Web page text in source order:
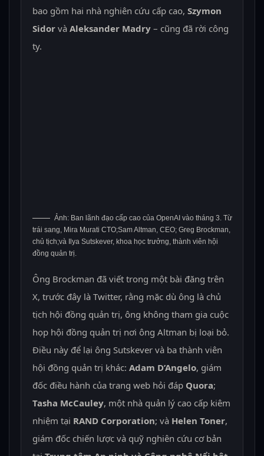
bao gồm hai nhà nghiên cứu cấp cao, Szymon
Sidorvà Aleksander Madry– cũng đã rời công
ty.
Ảnh: Ban lãnh đạo cấp cao của OpenAI vào tháng 3. Từ
trái sang, Mira Murati CTO;Sam Altman, CEO; Greg Brockman,
chủ tịch;và Ilya Sutskever, khoa học trưởng, thành viên hội
đồng quản trị.
Ông Brockman đã viết trong một bài đăng trên
X, trước đây là Twitter, rằng mặc dù ông là chủ
tịch hội đồng quản trị, ông không tham gia cuộc
họp hội đồng quản trị nơi ông Altman bị loại bỏ.
Điều này để lại ông Sutskever và ba thành viên
hội đồng quản trị khác: Adam D’Angelo, giám
đốc điều hành của trang web hỏi đáp Quora;
Tasha McCauley, một nhà quản lý cao cấp kiêm
nhiệm tại RAND Corporation; và Helen Toner,
giám đốc chiến lược và quỹ nghiên cứu cơ bản